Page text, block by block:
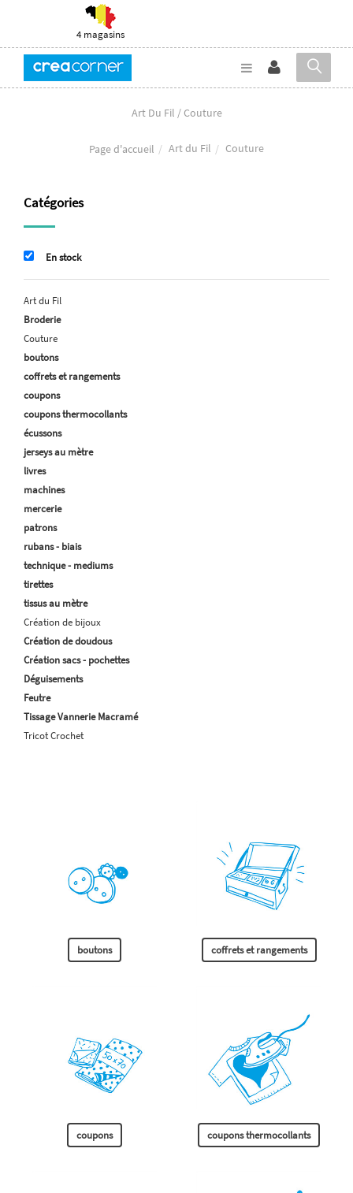
4 magasins
Art Du Fil / Couture
Page d'accueil Art du Fil Couture
Catégories
En stock
Art du Fil
Broderie
Couture
boutons
coffrets et rangements
coupons
coupons thermocollants
écussons
jerseys au mètre
livres
machines
mercerie
patrons
rubans - biais
technique - mediums
tirettes
tissus au mètre
Création de bijoux
Création de doudous
Création sacs - pochettes
Déguisements
Feutre
Tissage Vannerie Macramé
Tricot Crochet
boutons coffrets et rangements
coupons coupons thermocollants